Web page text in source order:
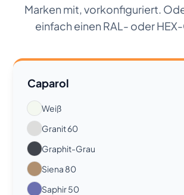
Marken mit, vorkonfiguriert.
einfach einen RAL- oder
Caparol
Weiß
Granit 60
Graphit-Grau
Siena 80
Saphir 50